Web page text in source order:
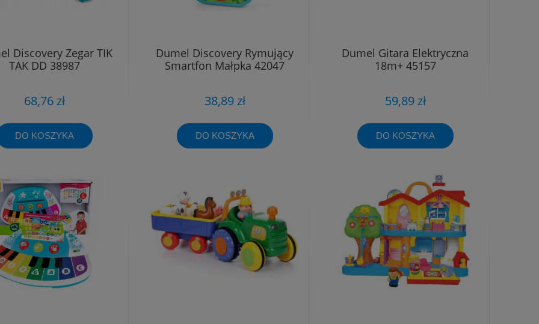
Discovery Zegar TIK
TAK DD 38987
68,76 zł
DO KOSZYKA
Dumel Discovery Rymujący
Smartfon Małpka 42047
38,89 zł
DO KOSZYKA
Dumel Gitara Elektryczna
18m+ 45157
59,89 zł
DO KOSZYKA